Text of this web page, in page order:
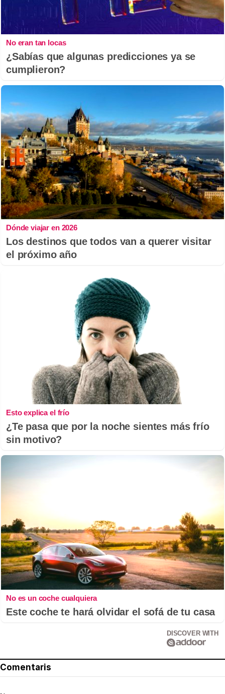
No eran tan locas
¿Sabías que algunas predicciones ya se
cumplieron?
Dónde viajar en 2026
Los destinos que todos van a querer visitar
el próximo año
Esto explica el frío
¿Te pasa que por la noche sientes más frío
sin motivo?
No es un coche cualquiera
Este coche te hará olvidar el sofá de tu casa
DISCOVER WITH
Comentaris